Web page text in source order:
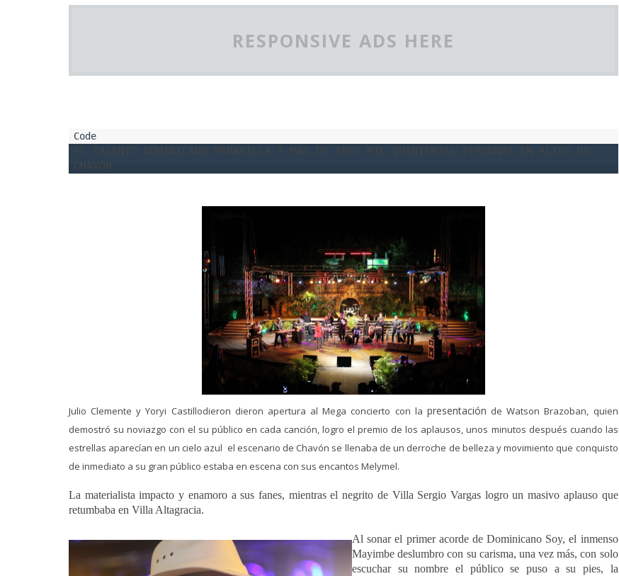
RESPONSIVE ADS HERE
EL TALENTO DOMINICANO MARAVILLA A MAS DE TRES MIL QUINIENTAS PERSONAS EN ALTOS DE
CHAVÓN
Julio Clemente y Yoryi Castillodieron dieron apertura al Mega concierto con la presentación de Watson Brazoban, quien
demostró su noviazgo con el su público en cada canción, logro el premio de los aplausos, unos minutos después cuando las
estrellas aparecían en un cielo azul el escenario de Chavón se llenaba de un derroche de belleza y movimiento que conquisto
de inmediato a su gran público estaba en escena con sus encantos Melymel.
La materialista impacto y enamoro a sus fanes, mientrasel negrito de Villa Sergio Vargas logro un masivo aplauso que
retumbaba en Villa Altagracia.
Al sonar el primer acorde de Dominicano Soy, el inmenso
Mayimbe deslumbro con su carisma, una vez más, con solo
escuchar su nombre el público se puso a su pies, la